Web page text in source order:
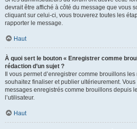
devrait être affiché à côté du message que vous
cliquant sur celui-ci, vous trouverez toutes les
rapporter le message.
Haut
À quoi sert le bouton « Enregistrer comme
rédaction d’un sujet ?
Il vous permet d’enregistrer comme brouillons
souhaitez finaliser et publier ultérieurement.
messages enregistrés comme brouillons depuis
l’utilisateur.
Haut